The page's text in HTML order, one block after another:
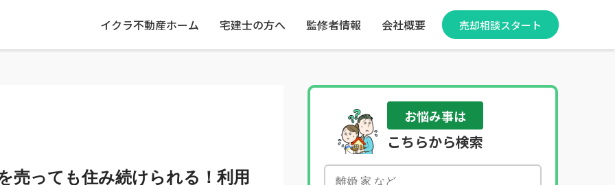
イクラ不動産ホーム 宅建士の方へ 監修者情報 会社概要 売却相談スタート
売っても住み続けられる！利用
お悩み事は
こちらから検索